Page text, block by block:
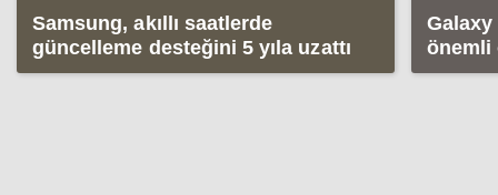
Samsung, akıllı saatlerde
güncelleme desteğini 5 yıla uzattı
önemli